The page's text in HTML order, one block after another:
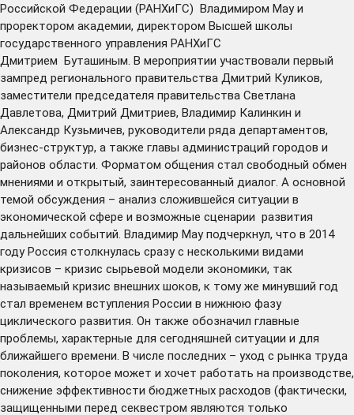
Российской Федерации (РАНХиГС) Владимиром Мау и
проректором академии, директором Высшей школы
государственного управления РАНХиГС
Дмитрием Буташиным. В мероприятии участвовали первый
зампред регионального правительства Дмитрий Куликов,
заместители председателя правительства Светлана
Давлетова, Дмитрий Дмитриев, Владимир Калинкин и
Александр Кузьмичев, руководители ряда департаментов,
бизнес-структур, а также главы администраций городов и
районов области. Форматом общения стал свободный обмен
мнениями и открытый, заинтересованный диалог. А основной
темой обсуждения – анализ сложившейся ситуации в
экономической сфере и возможные сценарии развития
дальнейших событий. Владимир Мау подчеркнул, что в 2014
году Россия столкнулась сразу с несколькими видами
кризисов – кризис сырьевой модели экономики, так
называемый кризис внешних шоков, к тому же минувший год
стал временем вступления России в нижнюю фазу
циклического развития. Он также обозначил главные
проблемы, характерные для сегодняшней ситуации и для
ближайшего времени. В числе последних – уход с рынка труда
поколения, которое может и хочет работать на производстве,
снижение эффективности бюджетных расходов (фактически,
защищенными перед секвестром являются только